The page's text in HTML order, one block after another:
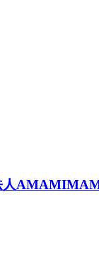
人